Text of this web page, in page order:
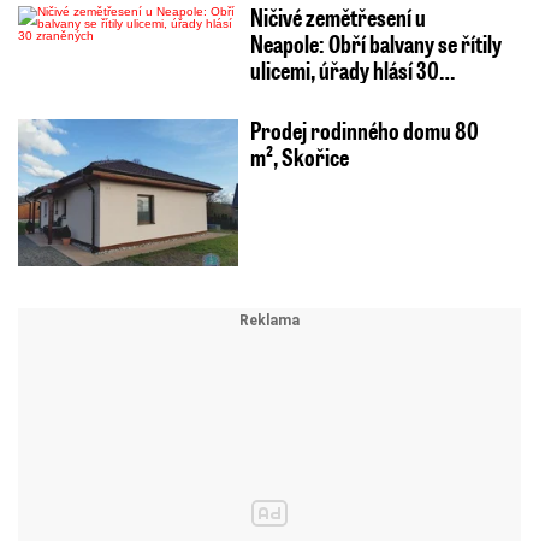
Ničivé zemětřesení u
Neapole: Obří balvany se řítily
ulicemi, úřady hlásí 30…
Prodej rodinného domu 80
m², Skořice